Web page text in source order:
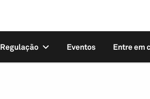
Regulação Eventos Entre em